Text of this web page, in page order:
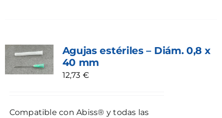
Agujas estériles – Diám. 0,8 x
40 mm
12,73 €
Compatible con Abiss® y todas las